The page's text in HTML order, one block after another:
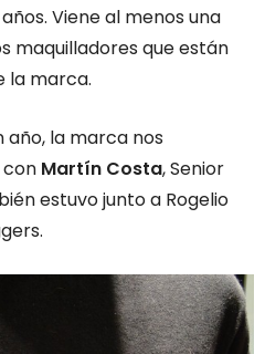
Viene al menos una
maquilladores que están
la marca.
año, la marca nos
Martín Costa, Senior
estuvo junto a Rogelio